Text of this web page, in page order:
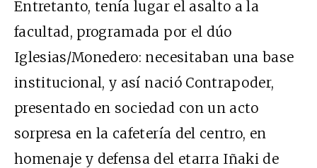
Entretanto, tenía lugar el asalto a la
facultad, programada por el dúo
Iglesias/Monedero: necesitaban una base
institucional, y así nació Contrapoder,
presentado en sociedad con un acto
sorpresa en la cafetería del centro, en
homenaje y defensa del etarra Iñaki de